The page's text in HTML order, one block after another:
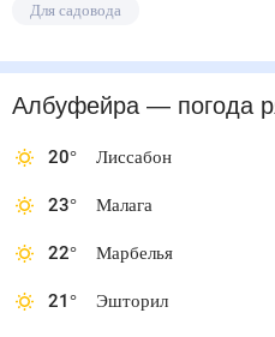
Для садовода
Албуфейра — погода
20° Лиссабон
23° Малага
22° Марбелья
21° Эшторил